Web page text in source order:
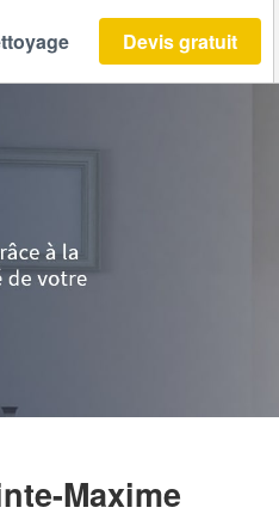
Devis gratuit
Maxime